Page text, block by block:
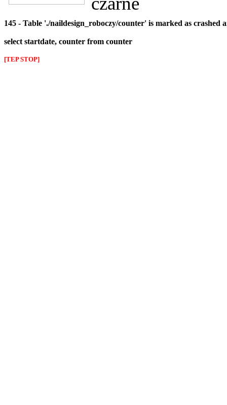
145 - Table './naildesign_roboczy/counter' is marked as crashed
select startdate, counter from counter
[TEP STOP]